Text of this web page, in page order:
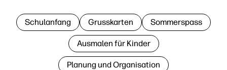
Schulanfang Grusskarten Sommerspass
Ausmalen für Kinder
Planung und Organisation